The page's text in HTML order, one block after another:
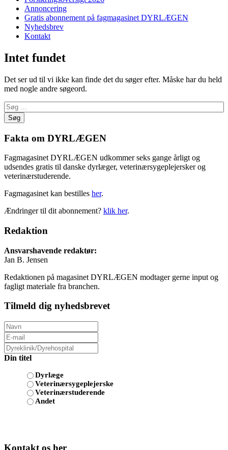
Annoncering
Gratis abonnement på fagmagasinet DYRLÆGEN
Nyhedsbrev
Kontakt
Intet fundet
Det ser ud til vi ikke kan finde det du søger efter. Måske har du held
med nogle andre søgeord.
Søg
efter:
Fakta om DYRLÆGEN
Fagmagasinet DYRLÆGEN udkommer seks gange årligt og
udsendes gratis til danske dyrlæger, veterinærsygeplejersker og
veterinærstuderende.
Fagmagasinet kan bestilles her.
Ændringer til dit abonnement? klik her.
Redaktion
Ansvarshavende redaktør:
Jan B. Jensen
Redaktionen på magasinet DYRLÆGEN modtager gerne input og
fagligt materiale fra branchen.
Tilmeld dig nyhedsbrevet
Din titel
Dyrlæge
Veterinærsygeplejerske
Veterinærstuderende
Andet
Kontakt os her